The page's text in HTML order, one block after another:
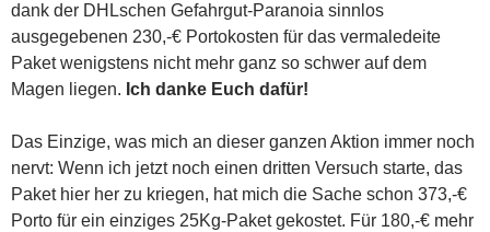
dank der DHLschen Gefahrgut-Paranoia sinnlos
ausgegebenen 230,-€ Portokosten für das vermaledeite
Paket wenigstens nicht mehr ganz so schwer auf dem
Magen liegen. Ich danke Euch dafür!
Das Einzige, was mich an dieser ganzen Aktion immer noch
nervt: Wenn ich jetzt noch einen dritten Versuch starte, das
Paket hier her zu kriegen, hat mich die Sache schon 373,-€
Porto für ein einziges 25Kg-Paket gekostet. Für 180,-€ mehr